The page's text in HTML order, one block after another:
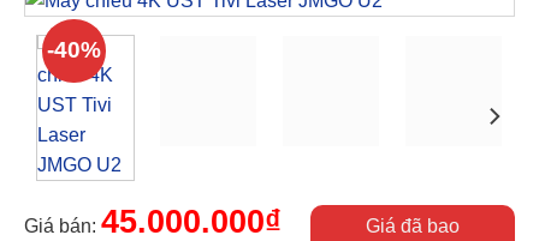
-40%
Giá đã bao
Giá bán: 45.000.000₫